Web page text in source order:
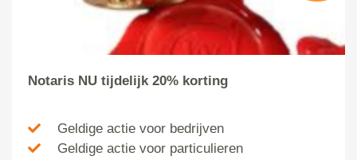
Notaris NU tijdelijk 20% korting
Geldige actie voor bedrijven
Geldige actie voor particulieren